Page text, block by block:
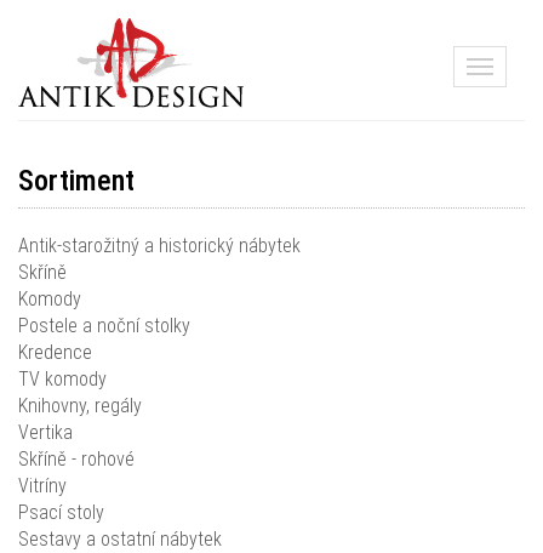
Toggle
Sortiment
Antik-starožitný a historický nábytek
Skříně
Komody
Postele a noční stolky
Kredence
TV komody
Knihovny, regály
Vertika
Skříně - rohové
Vitríny
Psací stoly
Sestavy a ostatní nábytek